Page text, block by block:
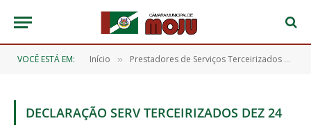
VOCÊ ESTÁ EM: Início » Prestadores de Serviços Terceirizados – 2024
DECLARAÇÃO SERV TERCEIRIZADOS DEZ 24